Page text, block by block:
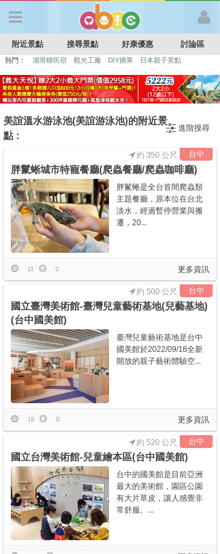
APP登入
首 頁
最新消息
最新留言
商家合作
推薦景點
討論區
聯絡我們
APP下載
附近景點 搜尋景點 好康優惠 討論區
熱門： 溜滑梯民宿 觀光工廠 DIY摘果
日本親子景點
美誼溫水游泳池(美誼游泳池)的附近景
點 :
進階搜尋
台中
約 350 公尺
胖鬣蜥城市特寵餐廳(爬蟲餐廳/爬蟲咖啡廳)
胖鬣蜥是全台首間爬蟲類
主題餐廳，原本位在台北
淡水，經過暫停營業與搬
遷，20...
更多資訊
11 0
台中
約 500 公尺
國立臺灣美術館-臺灣兒童藝術基地(兒藝基地)
(台中國美館)
臺灣兒童藝術基地是台中
國美館於2022/09/18全新
開放的親子藝術體驗空...
更多資訊
16 0
台中
約 520 公尺
國立台灣美術館-兒童繪本區(台中國美館)
台中的國美館是目前亞洲
最大的美術館，園區公園
有大片草皮，讓人感覺非
常舒服。...